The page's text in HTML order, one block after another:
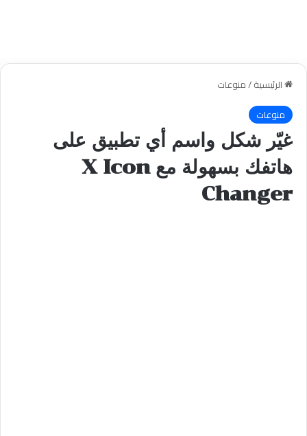
الرئيسية/منوعات
منوعات
غيّر شكل واسم أي تطبيق على
هاتفك بسهولة مع X Icon
Changer